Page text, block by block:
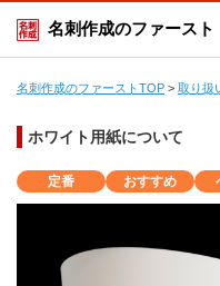
名刺作成のファースト
名刺作成のファーストTOP > 取り扱
ホワイト用紙について
定番 おすすめ